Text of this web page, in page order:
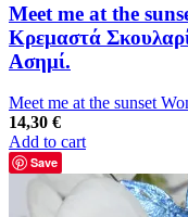
Meet me at the
Κρεμαστά
Ασημί.
Meet me at the sunset
14,30 €
Add to cart
Save